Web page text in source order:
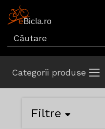
Categorii produse
Filtre